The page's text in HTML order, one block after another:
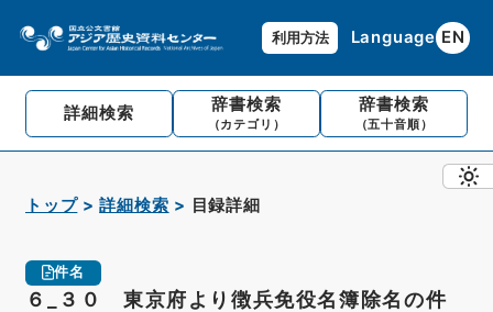
利用方法 Language EN
詳細検索 辞書検索
（カテゴリ）
辞書検索
（五十音順）
トップ 詳細検索 目録詳細
件名
６_３０ 東京府より徴兵免役名簿除名の件